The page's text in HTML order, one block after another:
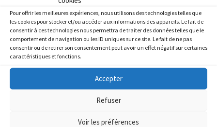
Pour offrir les meilleures expériences, nous utilisons des technologies telles que
les cookies pour stocker et/ou accéder aux informations des appareils. Le fait de
consentir à ces technologies nous permettra de traiter des données telles que le
comportement de navigation ou les ID uniques sur ce site. Le fait de ne pas
consentir ou de retirer son consentement peut avoir un effet négatif sur certaines
caractéristiques et fonctions.
Accepter
Refuser
Voir les préférences
Catégories :SUZUKI,SUZUKI 125 RG Gamma
PRODUITS SIMILAIRES